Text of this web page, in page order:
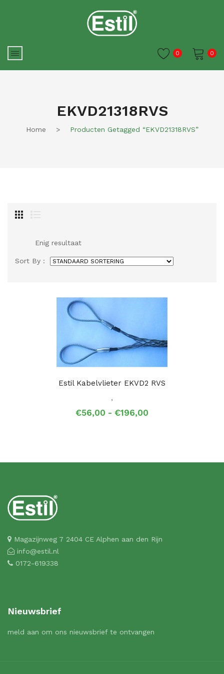
0
0
EKVD21318RVS
Home > Producten Getagged “EKVD21318RVS”
Enig resultaat
Sort By :
Estil Kabelvlieter EKVD2 RVS
,
€56,00 - €196,00
Magazijnweg 7 2404 CE Alphen aan den Rijn
info@estil.nl
0172-619338
Nieuwsbrief
meld aan om ons nieuwsbrief te ontvangen